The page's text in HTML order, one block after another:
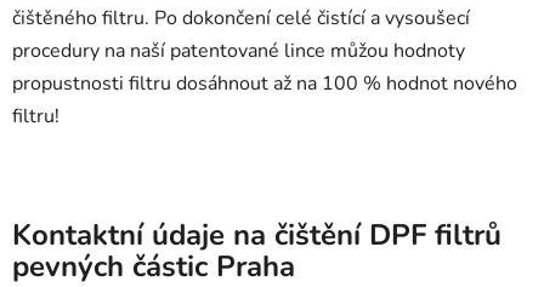
čištěného filtru. Po dokončení celé čistící a vysoušecí
procedury na naší patentované lince můžou hodnoty
propustnosti filtru dosáhnout až na 100 % hodnot nového
filtru!
Kontaktní údaje na čištění DPF filtrů
pevných částic Praha